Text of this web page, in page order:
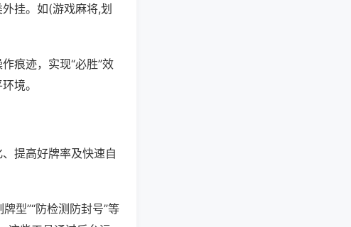
挂。如(游戏麻将,划
痕迹，实现“必胜”效
境。
提高好牌率及快速自
型”“防检测防封号”等